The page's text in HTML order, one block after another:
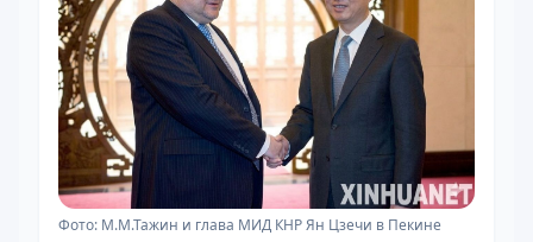
Фото: М.М.Тажин и глава МИД КНР Ян Цзечи в Пекине